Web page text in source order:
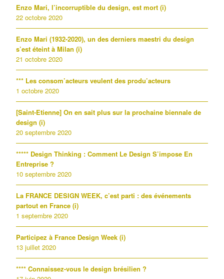
Enzo Mari, l’incorruptible du design, est mort (i)
22 octobre 2020
Enzo Mari (1932-2020), un des derniers maestri du design
s’est éteint à Milan (i)
21 octobre 2020
*** Les consom’acteurs veulent des produ’acteurs
1 octobre 2020
[Saint-Etienne] On en sait plus sur la prochaine biennale de
design (i)
20 septembre 2020
***** Design Thinking : Comment Le Design S’impose En
Entreprise ?
10 septembre 2020
La FRANCE DESIGN WEEK, c’est parti : des événements
partout en France (i)
1 septembre 2020
Participez à France Design Week (i)
13 juillet 2020
**** Connaissez-vous le design brésilien ?